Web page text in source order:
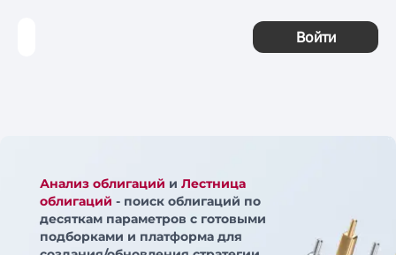
Войти
Анализ облигаций и Лестница
облигаций - поиск облигаций по
десяткам параметров с готовыми
подборками и платформа для